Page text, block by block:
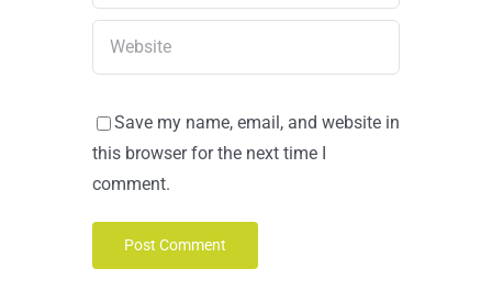
Save my name, email, and website in
this browser for the next time I
comment.